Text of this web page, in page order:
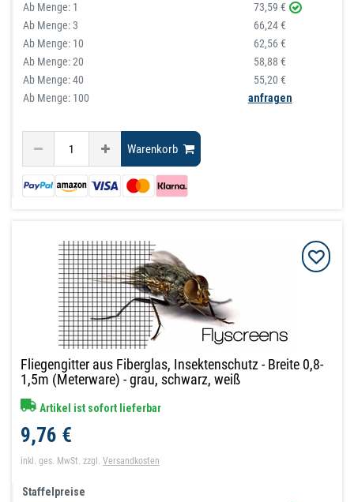
Ab Menge: 1
73,59 €
Ab Menge:3
66,24 €
Ab Menge: 10
62,56 €
Ab Menge:20
58,88 €
Ab Menge:40
55,20 €
Ab Menge: 100
anfragen
Warenkorb
Fliegengitter aus Fiberglas, Insektenschutz - Breite 0,8-
1,5m (Meterware) - grau, schwarz, weiß
Artikel ist sofort lieferbar
9,76 €
inkl. ges. MwSt. zzgl.Versandkosten
Staffelpreise